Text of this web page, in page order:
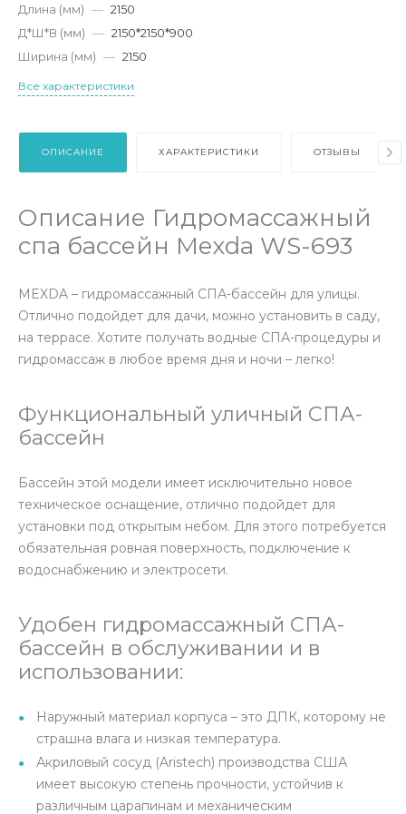
Длина (мм) — 2150
Д*Ш*В (мм) — 2150*2150*900
Ширина (мм) — 2150
Все характеристики
ОПИСАНИЕ ХАРАКТЕРИСТИКИ ОТЗЫВЫ
Описание Гидромассажный
спа бассейн Mexda WS-693
MEXDA – гидромассажный СПА-бассейн для улицы.
Отлично подойдет для дачи, можно установить в саду,
на террасе. Хотите получать водные СПА-процедуры и
гидромассаж в любое время дня и ночи – легко!
Функциональный уличный СПА-
бассейн
Бассейн этой модели имеет исключительно новое
техническое оснащение, отлично подойдет для
установки под открытым небом. Для этого потребуется
обязательная ровная поверхность, подключение к
водоснабжению и электросети.
Удобен гидромассажный СПА-
бассейн в обслуживании и в
использовании:
Наружный материал корпуса – это ДПК, которому не
страшна влага и низкая температура.
Акриловый сосуд (Aristech) производства США
имеет высокую степень прочности, устойчив к
различным царапинам и механическим